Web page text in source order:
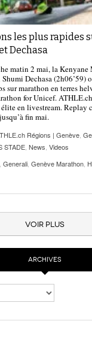
les plus rapides
Dechasa
matin 2 mai, la Kenyane
Dechasa (2h06’59)
sur marathon en terres
for Unicef.
en livestream. Replay
fin mai.
Régions | Genève
STADE News Videos
Generali Genève Marathon
VOIR PLUS
ARCHIVES